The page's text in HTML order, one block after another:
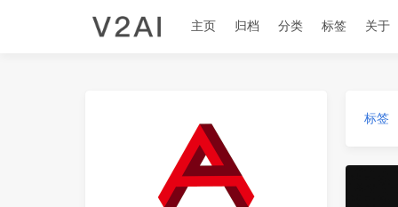
主页 归档 分类 标签 关于
标签